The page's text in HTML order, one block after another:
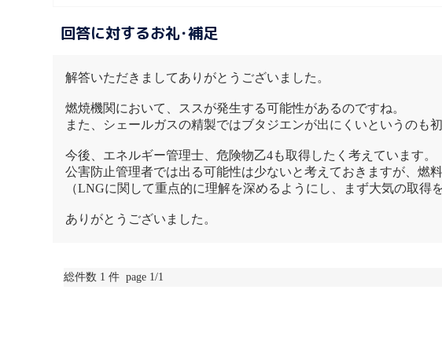
回答に対するお礼･補足
解答いただきましてありがとうございました。
燃焼機関において、ススが発生する可能性があるのですね。
また、シェールガスの精製ではブタジエンが出にくいというのも
今後、エネルギー管理士、危険物乙4も取得したく考えています。
公害防止管理者では出る可能性は少ないと考えておきますが、燃
（LNGに関して重点的に理解を深めるようにし、まず大気の取得
ありがとうございました。
総件数 1 件 page 1/1